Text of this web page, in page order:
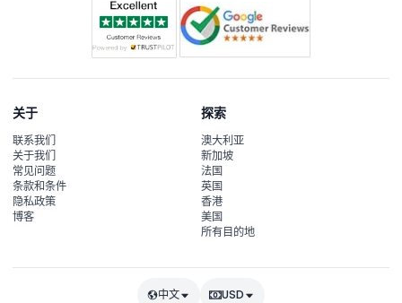
关于
联系我们
关于我们
常见问题
条款和条件
隐私政策
博客
探索
澳大利亚
新加坡
法国
英国
香港
美国
所有目的地
中文 USD